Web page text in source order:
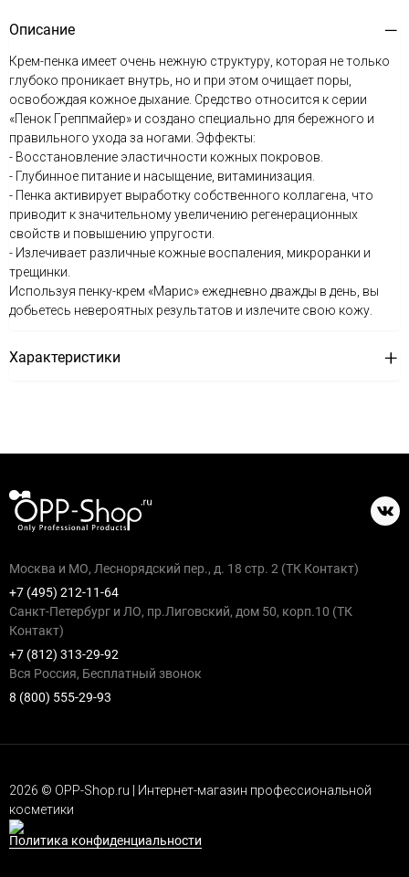
Описание
Крем-пенка имеет очень нежную структуру, которая не только
глубоко проникает внутрь, но и при этом очищает поры,
освобождая кожное дыхание. Средство относится к серии
«Пенок Греппмайер» и создано специально для бережного и
правильного ухода за ногами. Эффекты:
- Восстановление эластичности кожных покровов.
- Глубинное питание и насыщение, витаминизация.
- Пенка активирует выработку собственного коллагена, что
приводит к значительному увеличению регенерационных
свойств и повышению упругости.
- Излечивает различные кожные воспаления, микроранки и
трещинки.
Используя пенку-крем «Марис» ежедневно дважды в день, вы
добьетесь невероятных результатов и излечите свою кожу.
Характеристики
Москва и МО, Леснорядский пер., д. 18 стр. 2 (ТК Контакт)
+7 (495) 212-11-64
Санкт-Петербург и ЛО, пр.Лиговский, дом 50, корп.10 (ТК
Контакт)
+7 (812) 313-29-92
Вся Россия, Бесплатный звонок
8 (800) 555-29-93
2026 © OPP-Shop.ru | Интернет-магазин профессиональной
косметики
Политика конфиденциальности